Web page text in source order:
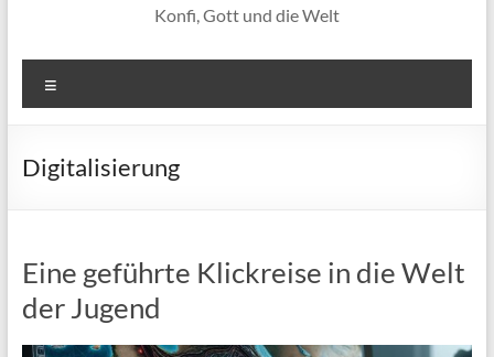
Konfi, Gott und die Welt
Digitalisierung
Eine geführte Klickreise in die Welt
der Jugend